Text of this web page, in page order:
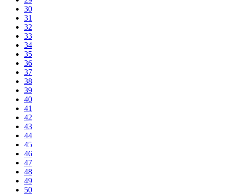
30
31
32
33
34
35
36
37
38
39
40
41
42
43
44
45
46
47
48
49
50